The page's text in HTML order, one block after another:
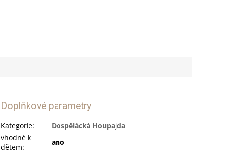
Doplňkové parametry
Kategorie:
Dospělácká Houpajda
vhodné k
dětem:
ano